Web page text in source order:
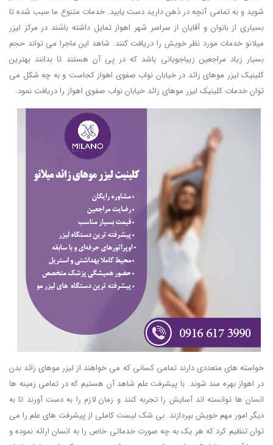
شوید و به تمامی آنچه در ذهن دارید دست یابید. خدمات متنوع ما سبب شده تا
بسیاری از بانوان و آقایان از سراسر شهر اهواز تمایل داشته باشند در مرکز لیزر
میلانو خدمات مورد نظر خویش را دریافت کنند. شاهد این ماجرا می تواند حجم
بسیار زیاد مراجعین زیباجویانی باشد که در پی آن هستند تا بدانند بهترین
کلینیک لیزر موهای زائد در خیابان نواب صفوی اهواز کجاست و به چه شکل می
توان خدمات کلینیک لیزر موهای زائد خیابان نواب صفوی اهواز را دریافت نمود.
خواسته های متعددی دارند تمامی کسانی که می خواهند از لیزر موهای زائد بدن
در اهواز بهره مند شوند. با پیشرفت علم شاهد آن هستیم که در تمامی زمینه ها
انسان ها توانسته اند آسایش را تجربه کنند و زمان لازم را به دست آورند تا به
دیگر امور مهم خویش بپردازند. بی شک لیست کاملی از پیشرفت های علم را می
توان تنظیم کرد که هر یک به چه صورت خدماتی خاص را به انسان ارائه نموده و